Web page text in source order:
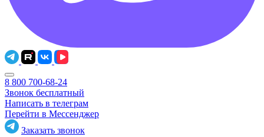
8 800 700-68-24
Звонок бесплатный
Написать в телеграм
Перейти в Мессенджер
Заказать звонок